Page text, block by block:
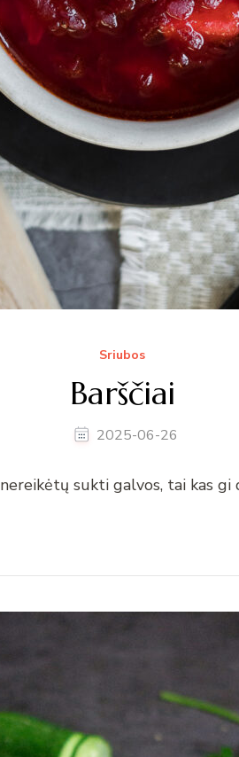
Sriubos
Barščiai
2025-06-26
sukti galvos, tai kas gi